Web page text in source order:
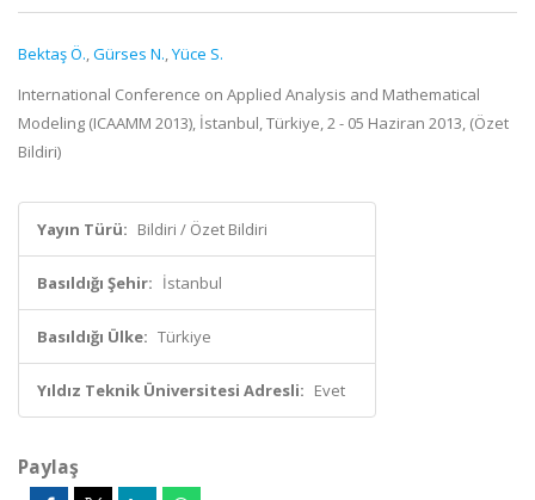
Bektaş Ö.,Gürses N.,Yüce S.
International Conference on Applied Analysis and Mathematical
Modeling (ICAAMM 2013), İstanbul, Türkiye, 2 - 05 Haziran 2013, (Özet
Bildiri)
Yayın Türü: Bildiri / Özet Bildiri
Basıldığı Şehir: İstanbul
Basıldığı Ülke: Türkiye
Yıldız Teknik Üniversitesi Adresli: Evet
Paylaş